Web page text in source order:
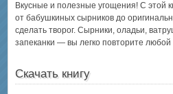
Вкусные и полезные угощения! С этой
от бабушкиных сырников до
сделать творог. Сырники, оладьи,
запеканки — вы легко повторите
Скачать книгу